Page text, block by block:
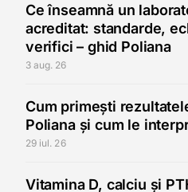
Ce înseamnă un
acreditat: standarde,
verifici – ghid Poliana
3 aug. 26
Cum primești
Poliana și cum le
29 iul. 26
Vitamina D, calciu și